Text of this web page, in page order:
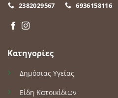
2382029567 6936158116
Κατηγορίες
Δημόσιας Υγείας
Είδη Κατοικίδιων